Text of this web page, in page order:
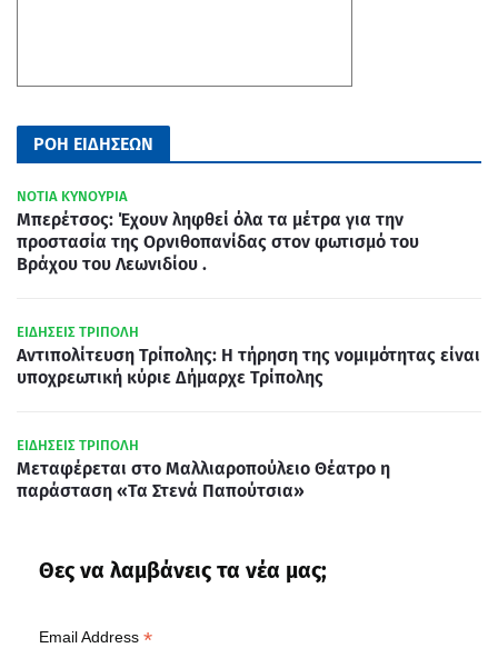
ΡΟΗ ΕΙΔΗΣΕΩΝ
ΝΟΤΙΑ ΚΥΝΟΥΡΙΑ
Μπερέτσος: Έχουν ληφθεί όλα τα μέτρα για την
προστασία της Ορνιθοπανίδας στον φωτισμό του
Βράχου του Λεωνιδίου .
ΕΙΔΗΣΕΙΣ ΤΡΙΠΟΛΗ
Αντιπολίτευση Τρίπολης: Η τήρηση της νομιμότητας είναι
υποχρεωτική κύριε Δήμαρχε Τρίπολης
ΕΙΔΗΣΕΙΣ ΤΡΙΠΟΛΗ
Μεταφέρεται στο Μαλλιαροπούλειο Θέατρο η
παράσταση «Τα Στενά Παπούτσια»
Θες να λαμβάνεις τα νέα μας;
Email Address *